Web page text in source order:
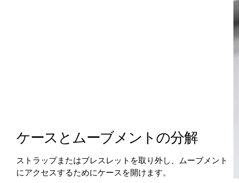
ケースとムーブメントの分解
ストラップまたはブレスレットを取り外し、ムーブメント
にアクセスするためにケースを開けます。